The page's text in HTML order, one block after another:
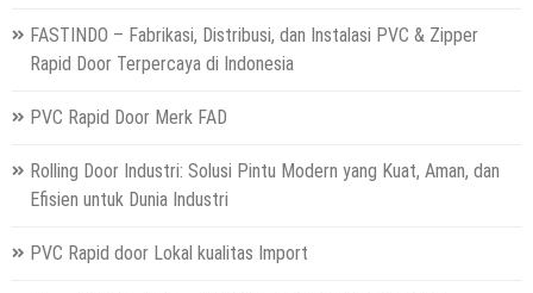
FASTINDO – Fabrikasi, Distribusi, dan Instalasi PVC & Zipper
Rapid Door Terpercaya di Indonesia
PVC Rapid Door Merk FAD
Rolling Door Industri: Solusi Pintu Modern yang Kuat, Aman, dan
Efisien untuk Dunia Industri
PVC Rapid door Lokal kualitas Import